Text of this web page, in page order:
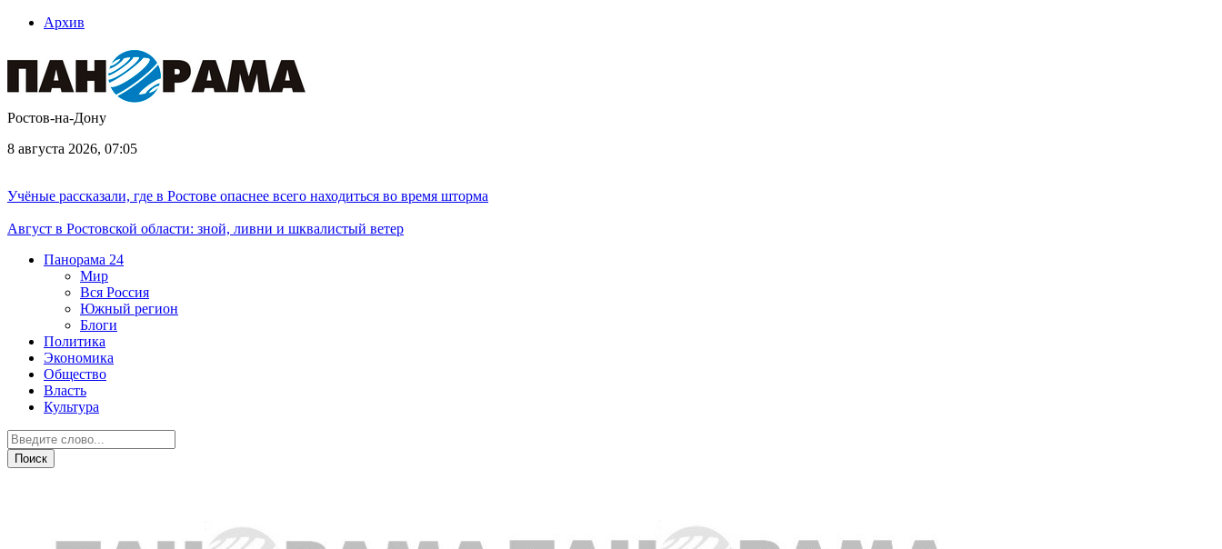
Архив
Ростов-на-Дону
8 августа 2026, 07:05
Учёные рассказали, где в Ростове опаснее всего находиться во время шторма
Август в Ростовской области: зной, ливни и шквалистый ветер
Панорама 24
Мир
Вся Россия
Южный регион
Блоги
Политика
Экономика
Общество
Власть
Культура